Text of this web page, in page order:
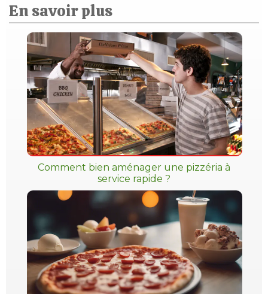
En savoir plus
Comment bien aménager une pizzéria à
service rapide ?